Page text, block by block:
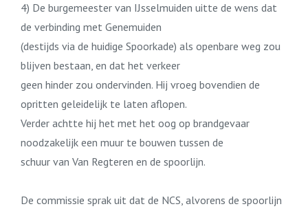
4) De burgemeester van IJsselmuiden uitte de wens dat
de verbinding met Genemuiden
(destijds via de huidige Spoorkade) als openbare weg zou
blijven bestaan, en dat het verkeer
geen hinder zou ondervinden. Hij vroeg bovendien de
opritten geleidelijk te laten aflopen.
Verder achtte hij het met het oog op brandgevaar
noodzakelijk een muur te bouwen tussen de
schuur van Van Regteren en de spoorlijn.
De commissie sprak uit dat de NCS, alvorens de spoorlijn